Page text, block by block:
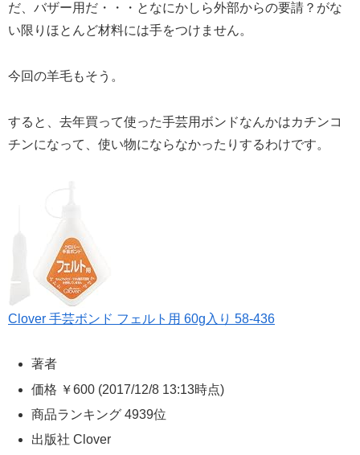
だ、バザー用だ・・・となにかしら外部からの要請？がな
い限りほとんど材料には手をつけません。
今回の羊毛もそう。
すると、去年買って使った手芸用ボンドなんかはカチンコ
チンになって、使い物にならなかったりするわけです。
Clover 手芸ボンド フェルト用 60g入り 58-436
著者
価格 ￥600 (2017/12/8 13:13時点)
商品ランキング 4939位
出版社 Clover